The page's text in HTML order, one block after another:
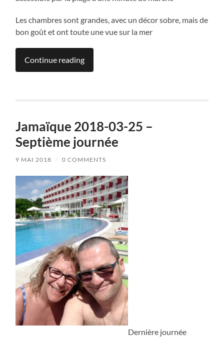
Les chambres sont grandes, avec un décor sobre, mais de
bon goût et ont toute une vue sur la mer
Continue reading
Jamaïque 2018-03-25 –
Septième journée
9 MAI 2018 / 0 COMMENTS
Dernière journée